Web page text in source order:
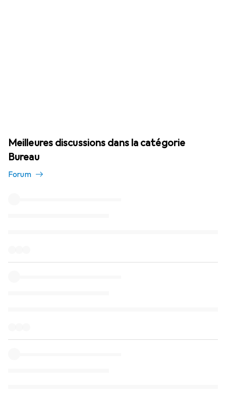
Meilleures discussions dans la catégorie
Bureau
Forum